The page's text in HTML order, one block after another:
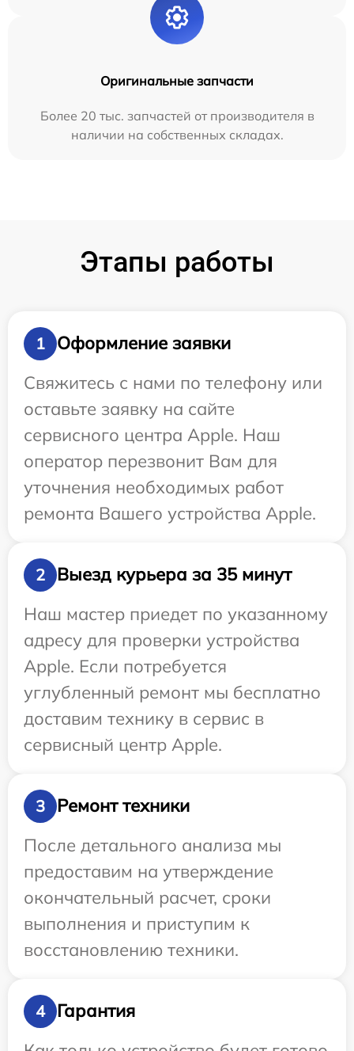
Оригинальные запчасти
Более 20 тыс. запчастей от производителя в
наличии на собственных складах.
Этапы работы
1
Оформление заявки
Свяжитесь с нами по телефону или
оставьте заявку на сайте
сервисного центра Apple. Наш
оператор перезвонит Вам для
уточнения необходимых работ
ремонта Вашего устройства Apple.
2
Выезд курьера за 35 минут
Наш мастер приедет по указанному
адресу для проверки устройства
Apple. Если потребуется
углубленный ремонт мы бесплатно
доставим технику в сервис в
сервисный центр Apple.
3
Ремонт техники
После детального анализа мы
предоставим на утверждение
окончательный расчет, сроки
выполнения и приступим к
восстановлению техники.
4
Гарантия